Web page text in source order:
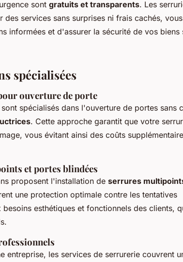
sont gratuits et transparents. Les
des services sans surprises ni frais cachés, vous
informées et d'assurer la sécurité de vos biens
spécialisées
ouverture de porte
sont spécialisés dans l'ouverture de portes sans
. Cette approche garantit que votre
vous évitant ainsi des coûts
et portes blindées
proposent l'installation de serrures
une protection optimale contre les tentatives
esthétiques et fonctionnels des clients,
entreprise, les services de serrurerie couvrent